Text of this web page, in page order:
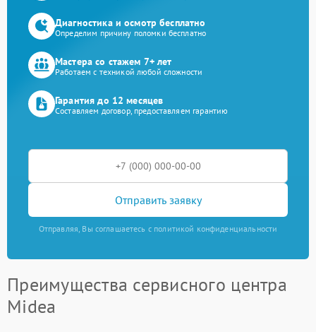
Диагностика и осмотр бесплатно
Определим причину поломки бесплатно
Мастера со стажем 7+ лет
Работаем с техникой любой сложности
Гарантия до 12 месяцев
Составляем договор, предоставляем гарантию
Отправить заявку
Отправляя, Вы соглашаетесь с политикой конфиденциальности
Преимущества сервисного центра
Midea